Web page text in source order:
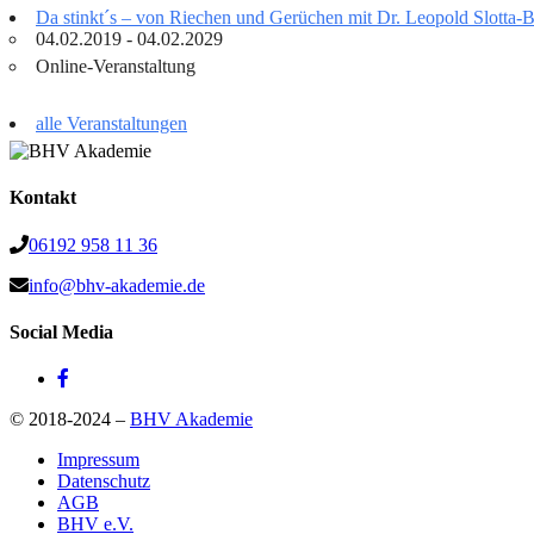
Da stinkt´s – von Riechen und Gerüchen mit Dr. Leopold Slotta-
04.02.2019 - 04.02.2029
Online-Veranstaltung
alle Veranstaltungen
Kontakt
06192 958 11 36
info@bhv-akademie.de
Social Media
© 2018-2024 – BHV Akademie
Impressum
Datenschutz
AGB
BHV e.V.